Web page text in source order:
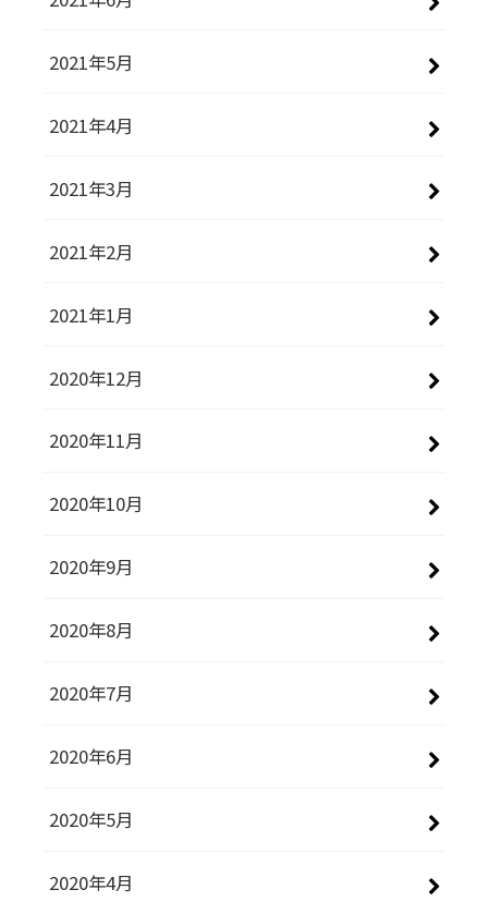
2021年5月
2021年4月
2021年3月
2021年2月
2021年1月
2020年12月
2020年11月
2020年10月
2020年9月
2020年8月
2020年7月
2020年6月
2020年5月
2020年4月